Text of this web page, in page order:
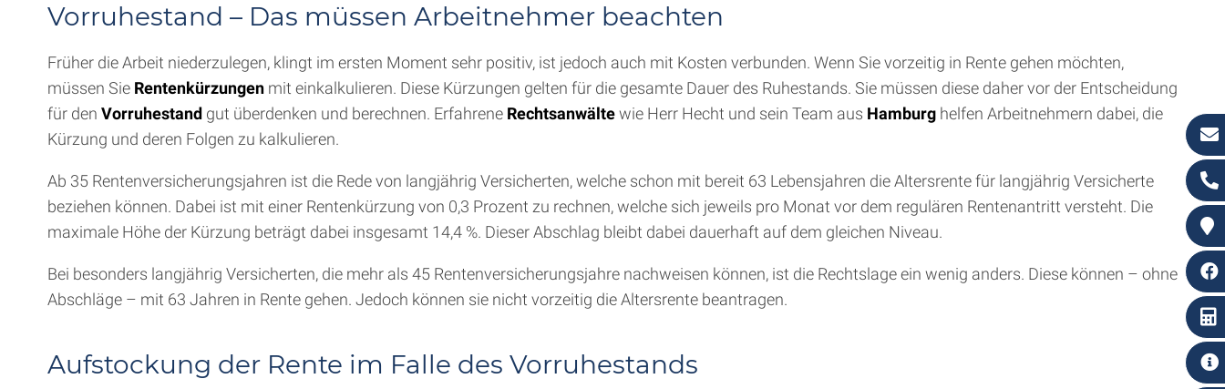
Vorruhestand – Das müssen Arbeitnehmer beachten
Früher die Arbeit niederzulegen, klingt im ersten Moment sehr positiv, ist jedoch auch mit Kosten verbunden. Wenn Sie vorzeitig in Rente gehen möchten,
müssen Sie Rentenkürzungen mit einkalkulieren. Diese Kürzungen gelten für die gesamte Dauer des Ruhestands. Sie müssen diese daher vor der Entscheidung
für den Vorruhestand gut überdenken und berechnen. Erfahrene Rechtsanwältewie Herr Hecht und sein Team aus Hamburg helfen Arbeitnehmern dabei, die
Kürzung und deren Folgen zu kalkulieren.
Ab 35 Rentenversicherungsjahren ist die Rede von langjährig Versicherten, welche schon mit bereit 63 Lebensjahren die Altersrente für langjährig Versicherte
beziehen können. Dabei ist mit einer Rentenkürzung von 0,3 Prozent zu rechnen, welche sich jeweils pro Monat vor dem regulären Rentenantritt versteht. Die
maximale Höhe der Kürzung beträgt dabei insgesamt 14,4 %. Dieser Abschlag bleibt dabei dauerhaft auf dem gleichen Niveau.
Bei besonders langjährig Versicherten, die mehr als 45 Rentenversicherungsjahre nachweisen können, ist die Rechtslage ein wenig anders. Diese können – ohne
Abschläge – mit 63 Jahren in Rente gehen. Jedoch können sie nicht vorzeitig die Altersrente beantragen.
Aufstockung der Rente im Falle des Vorruhestands